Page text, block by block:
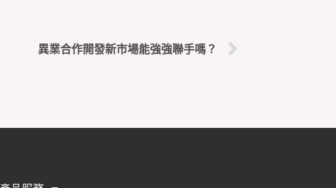
異業合作開發新市場能強強聯手嗎？